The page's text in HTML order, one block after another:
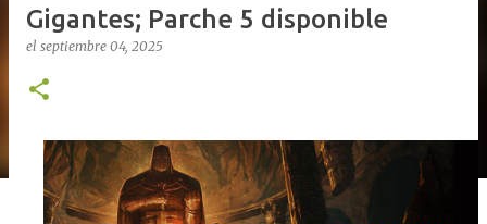
Gigantes; Parche 5 disponible
el septiembre 04, 2025